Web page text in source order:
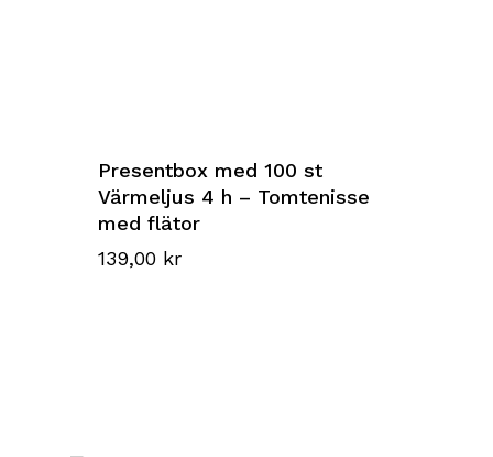
Presentbox med 100 st
Värmeljus 4 h – Tomtenisse
med flätor
139,00 kr